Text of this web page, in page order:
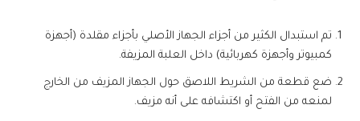
تم استبدال الكثير من أجزاء الجهاز الأصلي بأجزاء مقلدة (أجهزة
كمبيوتر وأجهزة كهربائية) داخل العلبة المزيفة.
ضع قطعة من الشريط اللاصق حول الجهاز المزيف من الخارج
لمنعه من الفتح أو اكتشافه على أنه مزيف.